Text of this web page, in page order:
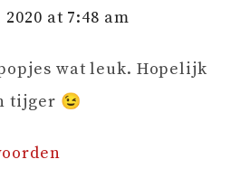
at 7:48 am
wat leuk. Hopelijk
tijger 😉